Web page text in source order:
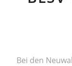
Bei den